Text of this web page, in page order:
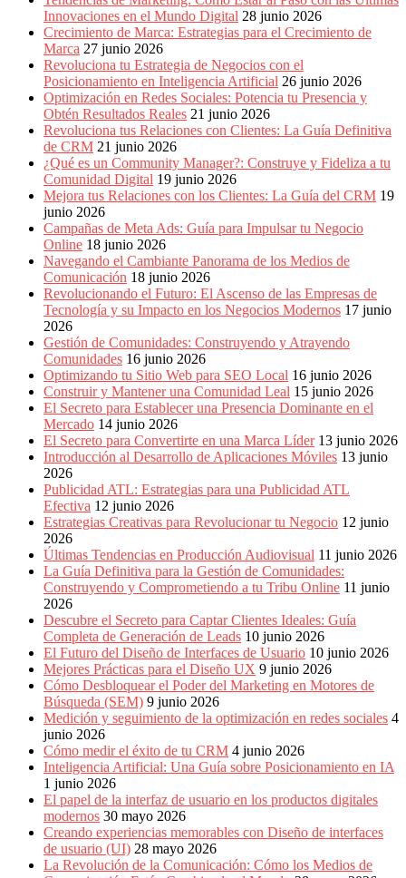
Innovaciones en el Mundo Digital 28 junio 2026
Crecimiento de Marca: Estrategias para el Crecimiento de
Marca 27 junio 2026
Revoluciona tu Estrategia de Negocios con el
Posicionamiento en Inteligencia Artificial 26 junio 2026
Optimización en Redes Sociales: Potencia tu Presencia y
Obtén Resultados Reales 21 junio 2026
Revoluciona tus Relaciones con Clientes: La Guía Definitiva
de CRM 21 junio 2026
¿Qué es un Community Manager?: Construye y Fideliza a tu
Comunidad Digital 19 junio 2026
Mejora tus Relaciones con los Clientes: La Guía del CRM 19
junio 2026
Campañas de Meta Ads: Guía para Impulsar tu Negocio
Online 18 junio 2026
Navegando el Cambiante Panorama de los Medios de
Comunicación 18 junio 2026
Revolucionando el Futuro: El Ascenso de las Empresas de
Tecnología y su Impacto en los Negocios Modernos 17 junio
2026
Gestión de Comunidades: Construyendo y Atrayendo
Comunidades 16 junio 2026
Optimizando tu Sitio Web para SEO Local 16 junio 2026
Construir y Mantener una Comunidad Leal 15 junio 2026
El Secreto para Establecer una Presencia Dominante en el
Mercado 14 junio 2026
El Secreto para Convertirte en una Marca Líder 13 junio 2026
Introducción al Desarrollo de Aplicaciones Móviles 13 junio
2026
Publicidad ATL: Estrategias para una Publicidad ATL
Efectiva 12 junio 2026
Estrategias Creativas para Revolucionar tu Negocio 12 junio
2026
Últimas Tendencias en Producción Audiovisual 11 junio 2026
La Guía Definitiva para la Gestión de Comunidades:
Construyendo y Comprometiendo a tu Tribu Online 11 junio
2026
Descubre el Secreto para Captar Clientes Ideales: Guía
Completa de Generación de Leads 10 junio 2026
El Futuro del Diseño de Interfaces de Usuario 10 junio 2026
Mejores Prácticas para el Diseño UX 9 junio 2026
Cómo Desbloquear el Poder del Marketing en Motores de
Búsqueda (SEM) 9 junio 2026
Medición y seguimiento de la optimización en redes sociales 4
junio 2026
Cómo medir el éxito de tu CRM 4 junio 2026
Inteligencia Artificial: Una Guía sobre Posicionamiento en IA
1 junio 2026
El papel de la interfaz de usuario en los productos digitales
modernos 30 mayo 2026
Creando experiencias memorables con Diseño de interfaces
de usuario (UI) 28 mayo 2026
La Revolución de la Comunicación: Cómo los Medios de